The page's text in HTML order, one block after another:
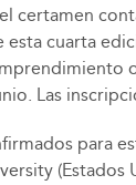
certamen
cuarta
Las
para